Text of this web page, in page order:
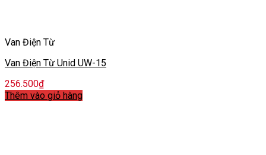
Van Điện Từ
Van Điện Từ Unid UW-15
256.500₫
Thêm vào giỏ hàng